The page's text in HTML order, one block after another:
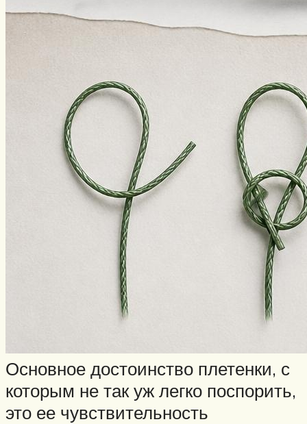
Основное достоинство плетенки, с
которым не так уж легко поспорить,
это ее чувствительность